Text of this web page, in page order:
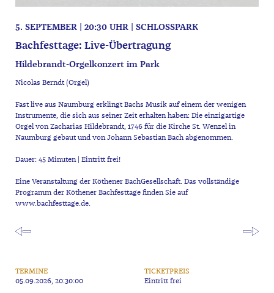
5. SEPTEMBER | 20:30 UHR | SCHLOSSPARK
Bachfesttage: Live-Übertragung
Hildebrandt-Orgelkonzert im Park
Nicolas Berndt (Orgel)
Fast live aus Naumburg erklingt Bachs Musik auf einem der wenigen
Instrumente, die sich aus seiner Zeit erhalten haben: Die einzigartige
Orgel von Zacharias Hildebrandt, 1746 für die Kirche St. Wenzel in
Naumburg gebaut und von Johann Sebastian Bach abgenommen.
Dauer: 45 Minuten | Eintritt frei!
Eine Veranstaltung der Köthener BachGesellschaft. Das vollständige
Programm der Köthener Bachfesttage finden Sie auf
www.bachfesttage.de.
TERMINE
05.09.2026, 20:30:00
TICKETPREIS
Eintritt frei